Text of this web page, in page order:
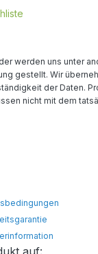
werden uns unter
gestellt. Wir
der Daten.
nicht mit dem